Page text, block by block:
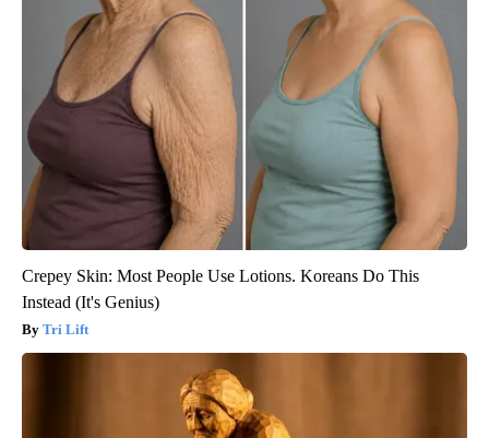
Crepey Skin: Most People Use Lotions. Koreans Do This
Instead (It's Genius)
Tri Lift